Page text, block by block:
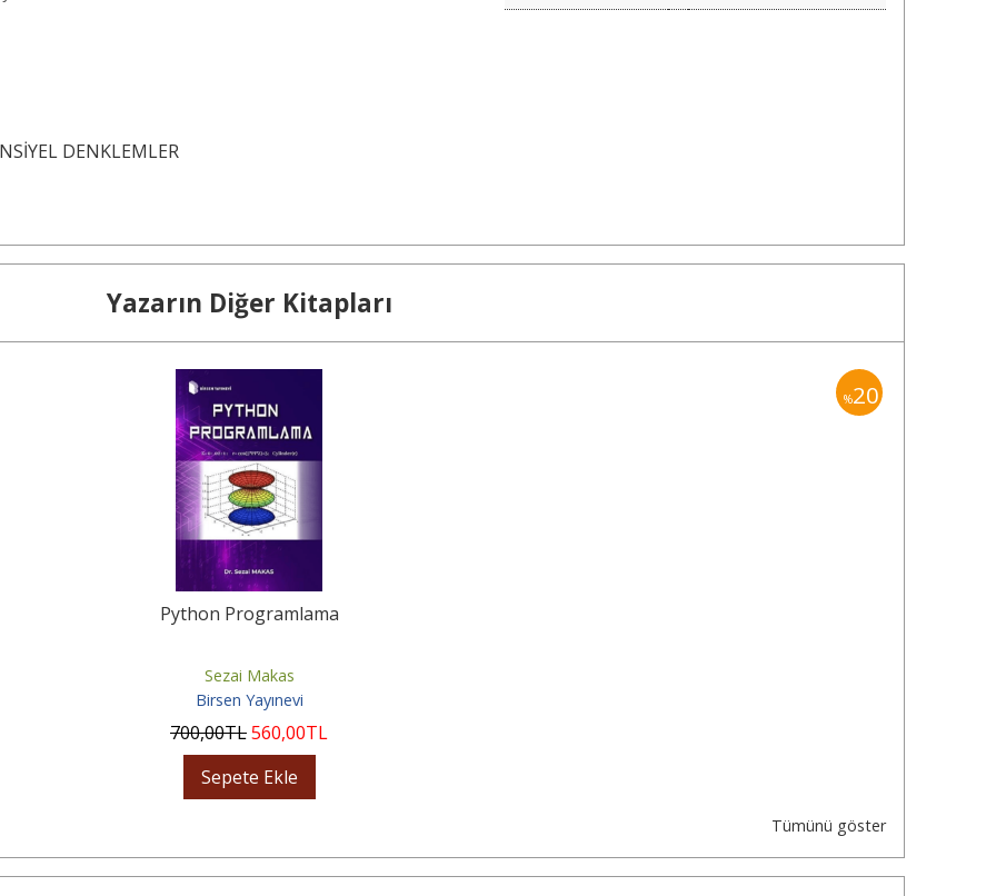
DENKLEMLER
Yazarın Diğer Kitapları
%20
Python Programlama
Sezai Makas
Birsen Yayınevi
700,00TL560,00TL
Sepete Ekle
Tümünü göster